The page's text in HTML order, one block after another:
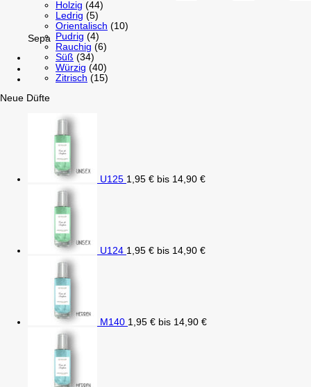
Sepa
Holzig (44)
Ledrig (5)
Orientalisch (10)
Pudrig (4)
Rauchig (6)
Süß (34)
Würzig (40)
Zitrisch (15)
Neue Düfte
U125 1,95 € bis 14,90 €
U124 1,95 € bis 14,90 €
M140 1,95 € bis 14,90 €